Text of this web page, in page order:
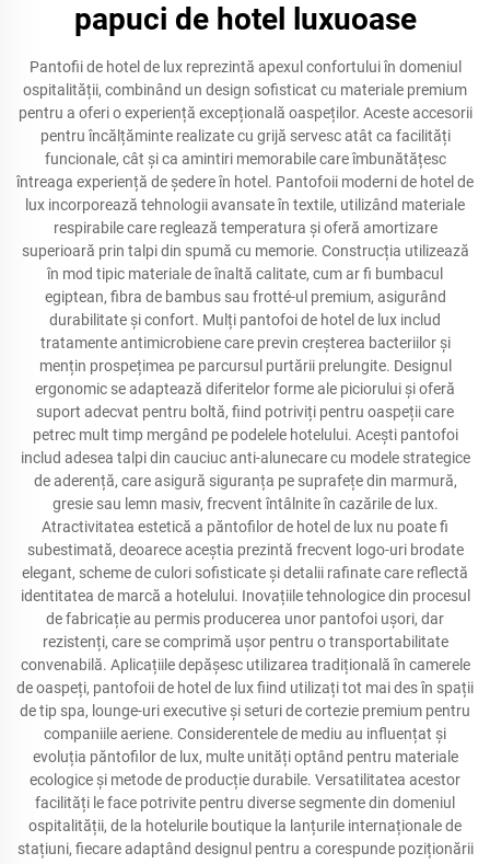
papuci de hotel luxuoase
Pantofii de hotel de lux reprezintă apexul confortului în domeniul
ospitalității, combinând un design sofisticat cu materiale premium
pentru a oferi o experiență excepțională oaspeților. Aceste accesorii
pentru încălțăminte realizate cu grijă servesc atât ca facilități
funcionale, cât și ca amintiri memorabile care îmbunătățesc
întreaga experiență de ședere în hotel. Pantofoii moderni de hotel de
lux incorporează tehnologii avansate în textile, utilizând materiale
respirabile care reglează temperatura și oferă amortizare
superioară prin talpi din spumă cu memorie. Construcția utilizează
în mod tipic materiale de înaltă calitate, cum ar fi bumbacul
egiptean, fibra de bambus sau frotté-ul premium, asigurând
durabilitate și confort. Mulți pantofoi de hotel de lux includ
tratamente antimicrobiene care previn creșterea bacteriilor și
mențin prospețimea pe parcursul purtării prelungite. Designul
ergonomic se adaptează diferitelor forme ale piciorului și oferă
suport adecvat pentru boltă, fiind potriviți pentru oaspeții care
petrec mult timp mergând pe podelele hotelului. Acești pantofoi
includ adesea talpi din cauciuc anti-alunecare cu modele strategice
de aderență, care asigură siguranța pe suprafețe din marmură,
gresie sau lemn masiv, frecvent întâlnite în cazările de lux.
Atractivitatea estetică a păntofilor de hotel de lux nu poate fi
subestimată, deoarece aceștia prezintă frecvent logo-uri brodate
elegant, scheme de culori sofisticate și detalii rafinate care reflectă
identitatea de marcă a hotelului. Inovațiile tehnologice din procesul
de fabricație au permis producerea unor pantofoi ușori, dar
rezistenți, care se comprimă ușor pentru o transportabilitate
convenabilă. Aplicațiile depășesc utilizarea tradițională în camerele
de oaspeți, pantofoii de hotel de lux fiind utilizați tot mai des în spații
de tip spa, lounge-uri executive și seturi de cortezie premium pentru
companiile aeriene. Considerentele de mediu au influențat și
evoluția păntofilor de lux, multe unități optând pentru materiale
ecologice și metode de producție durabile. Versatilitatea acestor
facilități le face potrivite pentru diverse segmente din domeniul
ospitalității, de la hotelurile boutique la lanțurile internaționale de
stațiuni, fiecare adaptând designul pentru a corespunde poziționării